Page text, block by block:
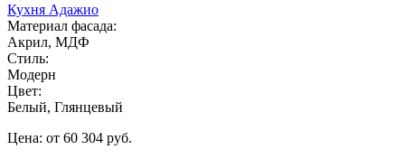
Кухня Адажио
Материал фасада:
Акрил, МДФ
Стиль:
Модерн
Цвет:
Белый, Глянцевый
Цена: от 60 304 руб.